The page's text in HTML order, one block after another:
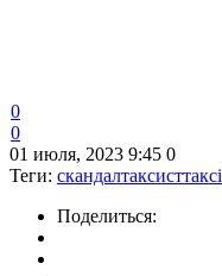
0
0
01 июля, 2023 9:45 0
Теги: скандалтаксисттаксі
Поделиться: